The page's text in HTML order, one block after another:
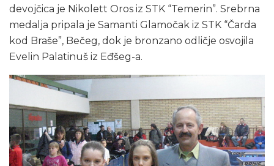
devojčica je Nikolett Oros iz STK “Temerin”. Srebrna
medalja pripala je Samanti Glamočak iz STK “Čarda
kod Braše”, Bečeg, dok je bronzano odličje osvojila
Evelin Palatinuš iz Eđšeg-a.